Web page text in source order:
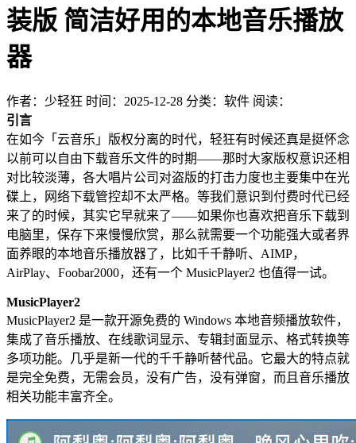
装版 简洁好用的本地音乐播放
器
作者：少轻狂 时间：2025-12-28 分类：软件 阅读：
引言
在如今「云音乐」版权分离的时代，轻狂有时候还真是挺怀念
以前可以自由下载音乐文件的时期——那时大家版权意识还相
对比较淡薄，各大唱片公司对盗版的打击力度也主要集中在光
碟上，网络下载管控却不太严格。等我们意识到付费时代已经
来了的时候，其实它早就来了——如果你也喜欢把音乐下载到
电脑里，保存下来慢慢欣赏，那么就需要一个功能强大或者界
面养眼的本地音乐播放器了，比如千千静听、AIMP，
AirPlay、Foobar2000，还有一个 MusicPlayer2 也值得一试。
MusicPlayer2
MusicPlayer2 是一款开源免费的 Windows 本地音频播放软件，
集成了音乐播放、在线歌词显示、专辑封面显示、格式转换等
多项功能。几乎是新一代的千千静听替代品。它最大的特点就
是完全免费，无需会员，没有广告，没有弹窗，而且音乐播放
相关功能丰富齐全。